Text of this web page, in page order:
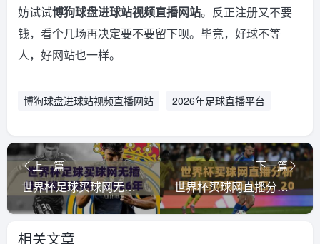
妨试试博狗球盘进球站视频直播网站。反正注册又不要
钱，看个几场再决定要不要留下呗。毕竟，好球不等
人，好网站也一样。
博狗球盘进球站视频直播网站 2026年足球直播平台
上一篇
世界杯足球买球网无插件在线直播网：2026年观赛全攻略！
下一篇
世界杯买球网直播分析直播官网观看入口，2026球迷必备指南
相关文章